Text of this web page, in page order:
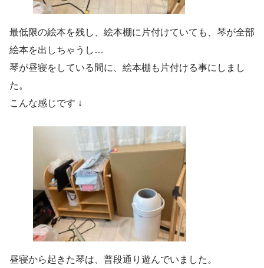
最低限の絵本を残し、絵本棚に片付けていても、琴が全部
絵本を出しちゃうし…
琴が昼寝をしている間に、絵本棚も片付ける事にしまし
た。
こんな感じです ↓
昼寝から起きた琴は、普段通り遊んでいました。